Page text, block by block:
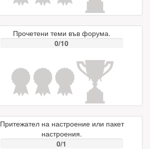
Прочетени теми във форума.
0/10
Притежател на настроение или пакет
настроения.
0/1